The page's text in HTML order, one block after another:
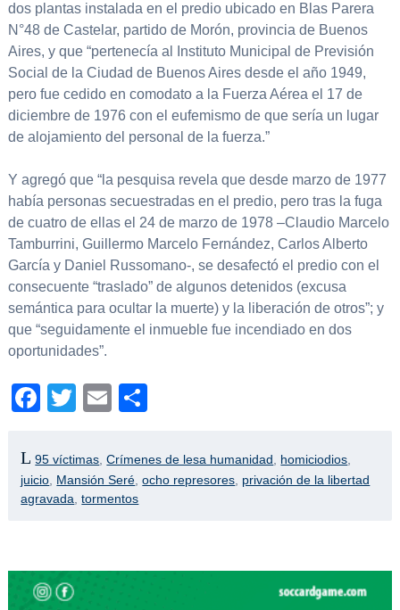
dos plantas instalada en el predio ubicado en Blas Parera
N°48 de Castelar, partido de Morón, provincia de Buenos
Aires, y que “pertenecía al Instituto Municipal de Previsión
Social de la Ciudad de Buenos Aires desde el año 1949,
pero fue cedido en comodato a la Fuerza Aérea el 17 de
diciembre de 1976 con el eufemismo de que sería un lugar
de alojamiento del personal de la fuerza.”
Y agregó que “la pesquisa revela que desde marzo de 1977
había personas secuestradas en el predio, pero tras la fuga
de cuatro de ellas el 24 de marzo de 1978 –Claudio Marcelo
Tamburrini, Guillermo Marcelo Fernández, Carlos Alberto
García y Daniel Russomano-, se desafectó el predio con el
consecuente “traslado” de algunos detenidos (excusa
semántica para ocultar la muerte) y la liberación de otros”; y
que “seguidamente el inmueble fue incendiado en dos
oportunidades”.
Facebook
TwitterEmail
95 víctimas ,Crímenes de lesa humanidad homiciodios
juicio Mansión Seré ,ocho represores privación de la libertad
agravada ,tormentos